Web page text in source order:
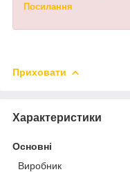
Посилання
Приховати
Характеристики
Основні
Виробник